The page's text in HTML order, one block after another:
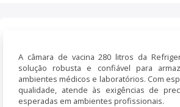
A câmara de vacina 280 litros da
solução robusta e confiável para
ambientes médicos e laboratórios. Com
qualidade, atende às exigências de
esperadas em ambientes profissionais.